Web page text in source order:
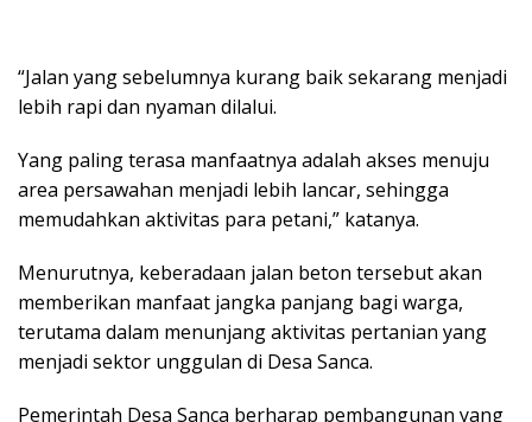
“Jalan yang sebelumnya kurang baik sekarang menjadi
lebih rapi dan nyaman dilalui.
Yang paling terasa manfaatnya adalah akses menuju
area persawahan menjadi lebih lancar, sehingga
memudahkan aktivitas para petani,” katanya.
‎Menurutnya, keberadaan jalan beton tersebut akan
memberikan manfaat jangka panjang bagi warga,
terutama dalam menunjang aktivitas pertanian yang
menjadi sektor unggulan di Desa Sanca.
‎Pemerintah Desa Sanca berharap pembangunan yang